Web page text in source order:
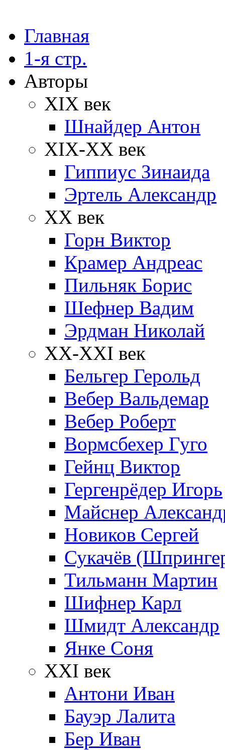
Главная
1-я стр.
Авторы
XIX век
Шнайдер Антон
XIX-XX век
Гиппиус Зинаида
Эртель Александр
XX век
Горн Виктор
Крамер Андреас
Пильняк Борис
Шефнер Вадим
Эрдман Николай
ХХ-XXI век
Бельгер Герольд
Вебер Вальдемар
Вебер Роберт
Вормсбехер Гуго
Гейнц Виктор
Гергенрёдер Игорь
Майснер
Новиков Сергей
Сукачёв
Тильманн Мартин
Шифнер Карл
Шмидт Александр
Янке Соня
XXI век
Антони Иван
Бауэр Лалита
Бер Иван